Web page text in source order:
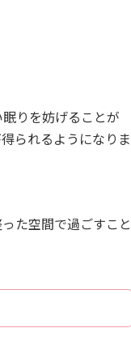
りを妨げることが
られるようになりま
た空間で過ごすこと